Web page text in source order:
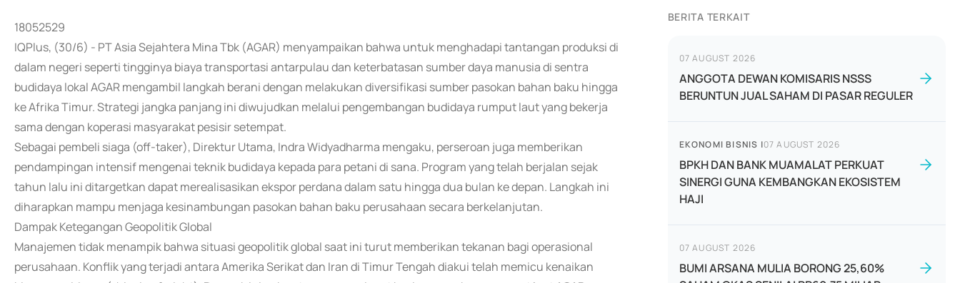
18052529
IQPlus, (30/6) - PT Asia Sejahtera Mina Tbk (AGAR) menyampaikan bahwa untuk menghadapi tantangan produksi di
dalam negeri seperti tingginya biaya transportasi antarpulau dan keterbatasan sumber daya manusia di sentra
budidaya lokal AGAR mengambil langkah berani dengan melakukan diversifikasi sumber pasokan bahan baku hingga
ke Afrika Timur. Strategi jangka panjang ini diwujudkan melalui pengembangan budidaya rumput laut yang bekerja
sama dengan koperasi masyarakat pesisir setempat.
Sebagai pembeli siaga (off-taker), Direktur Utama, Indra Widyadharma mengaku, perseroan juga memberikan
pendampingan intensif mengenai teknik budidaya kepada para petani di sana. Program yang telah berjalan sejak
tahun lalu ini ditargetkan dapat merealisasikan ekspor perdana dalam satu hingga dua bulan ke depan. Langkah ini
diharapkan mampu menjaga kesinambungan pasokan bahan baku perusahaan secara berkelanjutan.
Dampak Ketegangan Geopolitik Global
Manajemen tidak menampik bahwa situasi geopolitik global saat ini turut memberikan tekanan bagi operasional
perusahaan. Konflik yang terjadi antara Amerika Serikat dan Iran di Timur Tengah diakui telah memicu kenaikan
BERITA TERKAIT
07 AUGUST 2026
ANGGOTA DEWAN KOMISARIS NSSS
BERUNTUN JUAL SAHAM DI PASAR REGULER
EKONOMI BISNIS |07 AUGUST 2026
BPKH DAN BANK MUAMALAT PERKUAT
SINERGI GUNA KEMBANGKAN EKOSISTEM
HAJI
07 AUGUST 2026
BUMI ARSANA MULIA BORONG 25,60%